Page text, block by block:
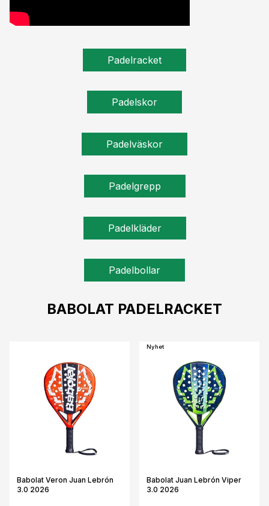
Padelracket
Padelskor
Padelväskor
Padelgrepp
Padelkläder
Padelbollar
BABOLAT PADELRACKET
Babolat Veron Juan Lebrón
3.0 2026
Nyhet
Babolat Juan Lebrón Viper
3.0 2026